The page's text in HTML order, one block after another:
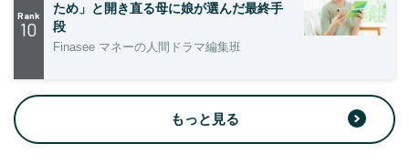
Rank
10
ため」と開き直る母に娘が選んだ最終手
段
Finasee マネーの人間ドラマ編集班
もっと見る